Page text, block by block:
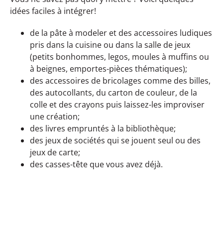
idées faciles à intégrer!
de la pâte à modeler et des accessoires ludiques
pris dans la cuisine ou dans la salle de jeux
(petits bonhommes, legos, moules à muffins ou
à beignes, emportes-pièces thématiques);
des accessoires de bricolages comme des billes,
des autocollants, du carton de couleur, de la
colle et des crayons puis laissez-les improviser
une création;
des livres empruntés à la bibliothèque;
des jeux de sociétés qui se jouent seul ou des
jeux de carte;
des casses-tête que vous avez déjà.